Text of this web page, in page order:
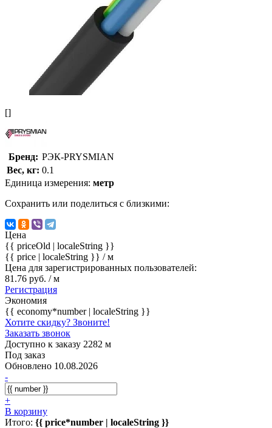
[]
Бренд: РЭК-PRYSMIAN
Вес, кг: 0.1
Единица измерения: метр
Сохранить или поделиться с близкими:
Цена
{{ priceOld | localeString }}
{{ price | localeString }} / м
Цена для зарегистрированных пользователей:
81.76 руб. / м
Регистрация
Экономия
{{ economy*number | localeString }}
Хотите скидку? Звоните!
Заказать звонок
Доступно к заказу 2282 м
Под заказ
Обновлено 10.08.2026
-
+
В корзину
Итого: {{ price*number | localeString }}